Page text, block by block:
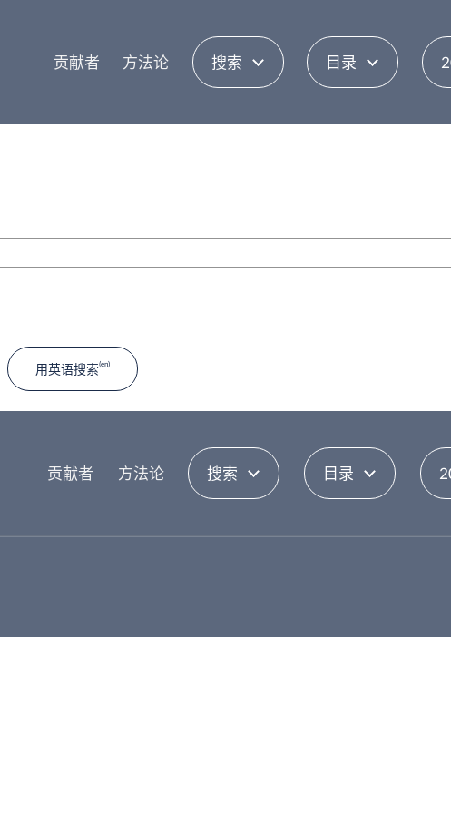
贡献者 方法论 搜索 目录
用英语搜索
贡献者 方法论 搜索 目录